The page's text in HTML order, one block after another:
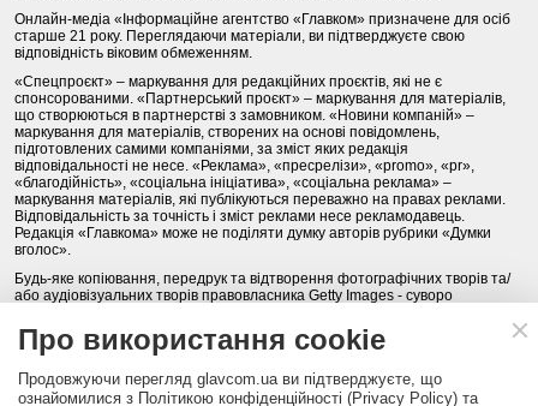
Онлайн-медіа «Інформаційне агентство «Главком» призначене для осіб
старше 21 року. Переглядаючи матеріали, ви підтверджуєте свою
відповідність віковим обмеженням.
«Спецпроєкт» – маркування для редакційних проєктів, які не є
спонсорованими. «Партнерський проєкт» – маркування для матеріалів,
що створюються в партнерстві з замовником. «Новини компаній» –
маркування для матеріалів, створених на основі повідомлень,
підготовлених самими компаніями, за зміст яких редакція
відповідальності не несе. «Реклама», «пресрелізи», «promo», «pr»,
«благодійність», «соціальна ініціатива», «соціальна реклама» –
маркування матеріалів, які публікуються переважно на правах реклами.
Відповідальність за точність і зміст реклами несе рекламодавець.
Редакція «Главкома» може не поділяти думку авторів рубрики «Думки
вголос».
Будь-яке копіювання, передрук та відтворення фотографічних творів та/
або аудіовізуальних творів правовласника Getty Images - суворо
Політика конфіденційності (Privacy Policy). Правила сайту
КОНТАКТИ НАША КОМАНДА АРХІВ
Про використання cookie
Продовжуючи перегляд glavcom.ua ви підтверджуєте, що
ознайомилися з Політикою конфіденційності (Privacy Policy) та